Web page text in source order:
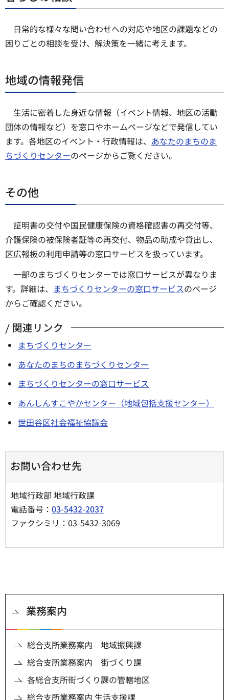
日常的な様々な問い合わせへの対応や地区の課題などの
困りごとの相談を受け、解決策を一緒に考えます。
地域の情報発信
生活に密着した身近な情報（イベント情報、地区の活動
団体の情報など）を窓口やホームページなどで発信してい
ます。各地区のイベント・行政情報は、 あなたのまちのま
ちづくりセンターのページからご覧ください。
その他
証明書の交付や国民健康保険の資格確認書の再交付等、
介護保険の被保険者証等の再交付、物品の助成や貸出し、
区広報板の利用申請等の窓口サービスを扱っています。
一部のまちづくりセンターでは窓口サービスが異なりま
す。詳細は、 まちづくりセンターの窓口サービスのページ
からご確認ください。
関連リンク
まちづくりセンター
あなたのまちのまちづくりセンター
まちづくりセンターの窓口サービス
あんしんすこやかセンター（地域包括支援センター）
世田谷区社会福祉協議会
お問い合わせ先
地域行政部 地域行政課
電話番号： 03-5432-2037
ファクシミリ：03-5432-3069
業務案内
総合支所業務案内 地域振興課
総合支所業務案内 街づくり課
各総合支所街づくり課の管轄地区
総合支所業務案内 生活支援課